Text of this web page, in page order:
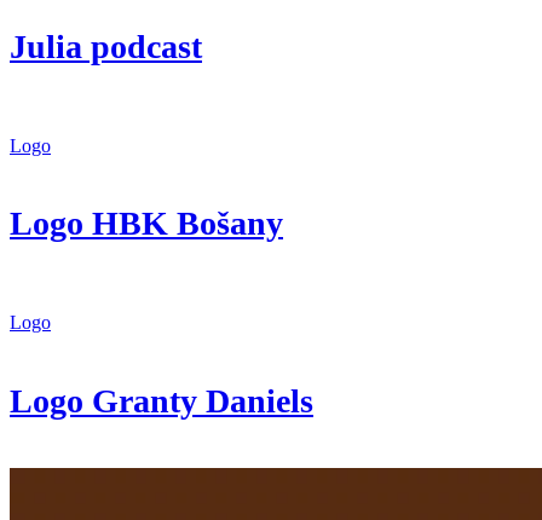
Julia podcast
Logo
Logo HBK Bošany
Logo
Logo Granty Daniels